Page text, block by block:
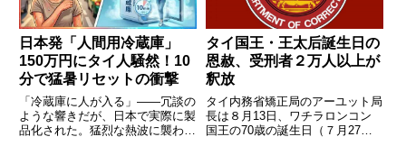
日本発「人間用冷蔵庫」
150万円にタイ人騒然！10
分で猛暑リセットの衝撃
「冷蔵庫に人が入る」——冗談の
ような響きだが、日本で実際に製
品化された。猛烈な熱波に襲われ
タイ国王・王太后誕生日の
恩赦、受刑者２万人以上が
釈放
タイ内務省矯正局のアーユット局
長は８月13日、ワチラロンコン
国王の70歳の誕生日（７月27